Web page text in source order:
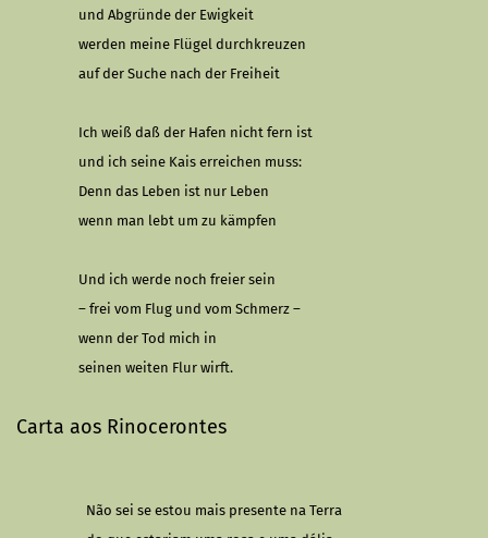
und Abgründe der Ewigkeit
werden meine Flügel durchkreuzen
auf der Suche nach der Freiheit
Ich weiß daß der Hafen nicht fern ist
und ich seine Kais erreichen muss:
Denn das Leben ist nur Leben
wenn man lebt um zu kämpfen
Und ich werde noch freier sein
– frei vom Flug und vom Schmerz –
wenn der Tod mich in
seinen weiten Flur wirft.
Carta aos Rinocerontes
Não sei se estou mais presente na Terra